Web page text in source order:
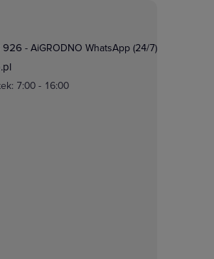
926 - AiGRODNO WhatsApp (24/7)
7:00 - 16:00